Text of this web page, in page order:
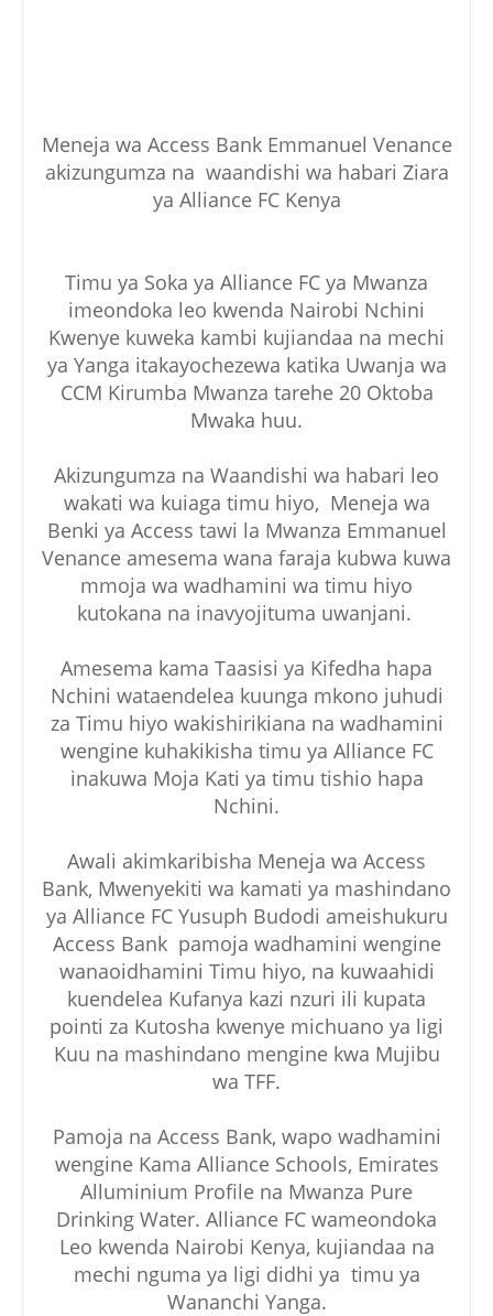
Meneja wa Access Bank Emmanuel Venance
akizungumza na waandishi wa habari Ziara
ya Alliance FC Kenya
Timu ya Soka ya Alliance FC ya Mwanza
imeondoka leo kwenda Nairobi Nchini
Kwenye kuweka kambi kujiandaa na mechi
ya Yanga itakayochezewa katika Uwanja wa
CCM Kirumba Mwanza tarehe 20 Oktoba
Mwaka huu.
Akizungumza na Waandishi wa habari leo
wakati wa kuiaga timu hiyo, Meneja wa
Benki ya Access tawi la Mwanza Emmanuel
Venance amesema wana faraja kubwa kuwa
mmoja wa wadhamini wa timu hiyo
kutokana na inavyojituma uwanjani.
Amesema kama Taasisi ya Kifedha hapa
Nchini wataendelea kuunga mkono juhudi
za Timu hiyo wakishirikiana na wadhamini
wengine kuhakikisha timu ya Alliance FC
inakuwa Moja Kati ya timu tishio hapa
Nchini.
Awali akimkaribisha Meneja wa Access
Bank, Mwenyekiti wa kamati ya mashindano
ya Alliance FC Yusuph Budodi ameishukuru
Access Bank pamoja wadhamini wengine
wanaoidhamini Timu hiyo, na kuwaahidi
kuendelea Kufanya kazi nzuri ili kupata
pointi za Kutosha kwenye michuano ya ligi
Kuu na mashindano mengine kwa Mujibu
wa TFF.
Pamoja na Access Bank, wapo wadhamini
wengine Kama Alliance Schools, Emirates
Alluminium Profile na Mwanza Pure
Drinking Water. Alliance FC wameondoka
Leo kwenda Nairobi Kenya, kujiandaa na
mechi nguma ya ligi didhi ya timu ya
Wananchi Yanga.